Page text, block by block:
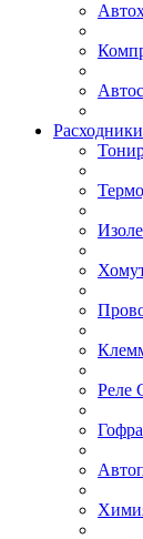
Расходники
Реле
Гофра